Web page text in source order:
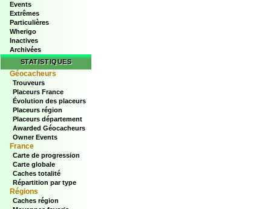
Events
Extrêmes
Particulières
Wherigo
Inactives
Archivées
STATISTIQUES
Géocacheurs
Trouveurs
Placeurs France
Évolution des placeurs
Placeurs région
Placeurs département
Awarded Géocacheurs
Owner Events
France
Carte de progression
Carte globale
Caches totalité
Répartition par type
Régions
Caches région